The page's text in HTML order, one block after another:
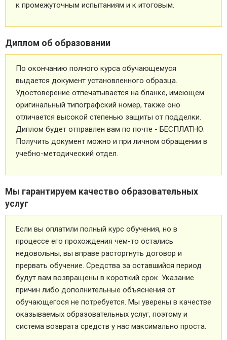
к промежуточным испытаниям и к итоговым.
Диплом об образовании
По окончанию полного курса обучающемуся
выдается документ установленного образца.
Удостоверение отпечатывается на бланке, имеющем
оригинальный типографский номер, также оно
отличается высокой степенью защиты от подделки.
Диплом будет отправлен вам по почте - БЕСПЛАТНО.
Получить документ можно и при личном обращении в
учебно-методический отдел.
Мы гарантируем качество образовательных
услуг
Если вы оплатили полный курс обучения, но в
процессе его прохождения чем-то остались
недовольны, вы вправе расторгнуть договор и
прервать обучение. Средства за оставшийся период
будут вам возвращены в короткий срок. Указание
причин либо дополнительные объяснения от
обучающегося не потребуется. Мы уверены в качестве
оказываемых образовательных услуг, поэтому и
система возврата средств у нас максимально проста.